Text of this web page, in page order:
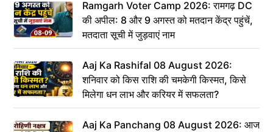
Ramgarh Voter Camp 2026: रामगढ़ DC
की अपील: 8 और 9 अगस्त को मतदान केंद्र पहुंचें,
मतदाता सूची में जुड़वाएं नाम
Aaj Ka Rashifal 08 August 2026:
शनिवार को किस राशि की चमकेगी किस्मत, किसे
मिलेगा धन लाभ और करियर में सफलता?
Aaj Ka Panchang 08 August 2026: आज